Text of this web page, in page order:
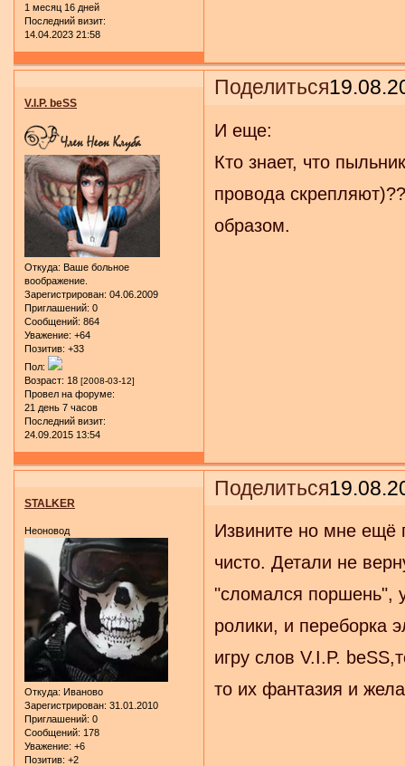
1 месяц 16 дней
Последний визит:
14.04.2023 21:58
Поделиться
V.I.P. beSS
Откуда: Ваше больное
воображение.
Зарегистрирован: 04.06.2009
Приглашений: 0
Сообщений: 864
Уважение: +64
Позитив: +33
Пол:
Возраст: 18 [2008-03-12]
Провел на форуме:
21 день 7 часов
Последний визит:
24.09.2015 13:54
И еще:
Кто знает, что
провода
образом.
Поделиться
STALKER
Неоновод
Откуда: Иваново
Зарегистрирован: 31.01.2010
Приглашений: 0
Сообщений: 178
Уважение: +6
Позитив: +2
Извините но мне ещё
чисто. Детали не
"сломался поршень",
ролики, и переборка
игру слов V.I.P.
то их фантазия и